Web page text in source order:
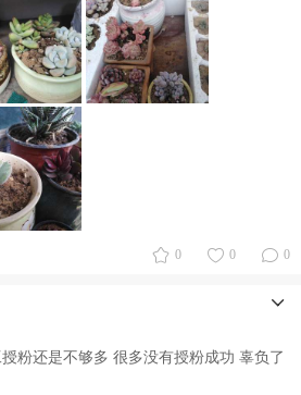
0 0 0
粉还是不够多 很多没有授粉成功 辜负了